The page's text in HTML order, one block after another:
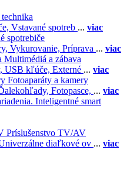
Vstavané spotreb ... viac
spotrebiče
Vykurovanie, Príprava ... viac
Multimédiá a zábava
USB kľúče, Externé ... viac
Fotoaparáty a kamery
Fotopasce, ... viac
Inteligentné smart
Príslušenstvo TV/AV
diaľkové ov ... viac